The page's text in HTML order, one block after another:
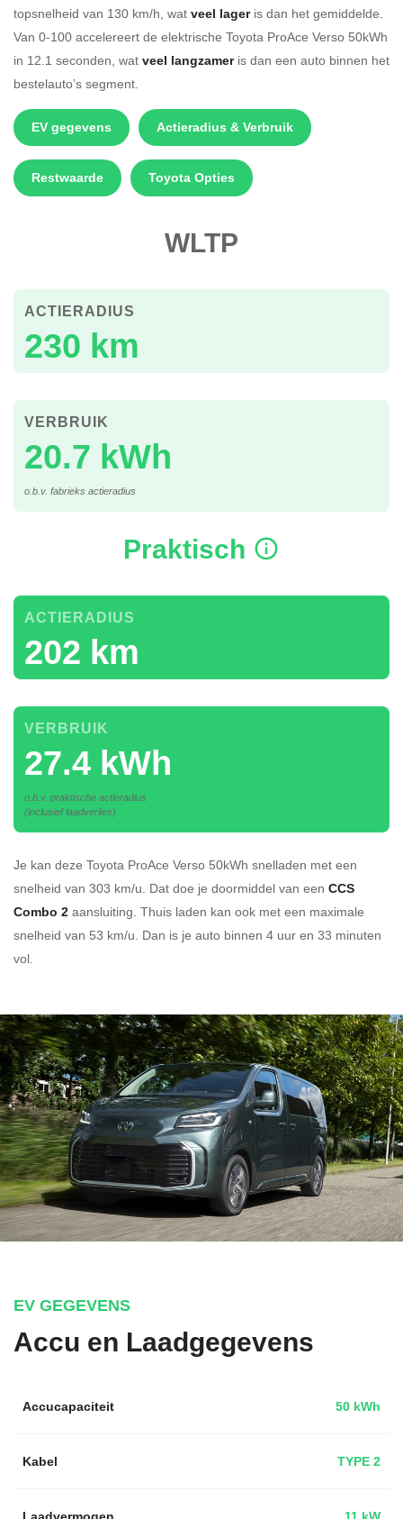
topsnelheid van 130 km/h, wat veel lageris dan het gemiddelde.
Van 0-100 accelereert de elektrische Toyota ProAce Verso 50kWh
in 12.1 seconden, wat veel langzameris dan een auto binnen het
bestelauto’s segment.
EV gegevens Actieradius & Verbruik
Restwaarde Toyota Opties
WLTP
230 km
ACTIERADIUS
20.7 kWh
VERBRUIK
o.b.v. fabrieks actieradius
Praktisch
202 km
ACTIERADIUS
27.4 kWh
VERBRUIK
o.b.v. praktische actieradius
(inclusief laadverlies)
Je kan deze Toyota ProAce Verso 50kWh snelladen met een
snelheid van 303 km/u. Dat doe je doormiddel van een CCS
Combo 2 aansluiting. Thuis laden kan ook met een maximale
snelheid van 53 km/u. Dan is je auto binnen 4 uur en 33 minuten
vol.
EV GEGEVENS
Accu en Laadgegevens
Accucapaciteit 50 kWh
Kabel TYPE 2